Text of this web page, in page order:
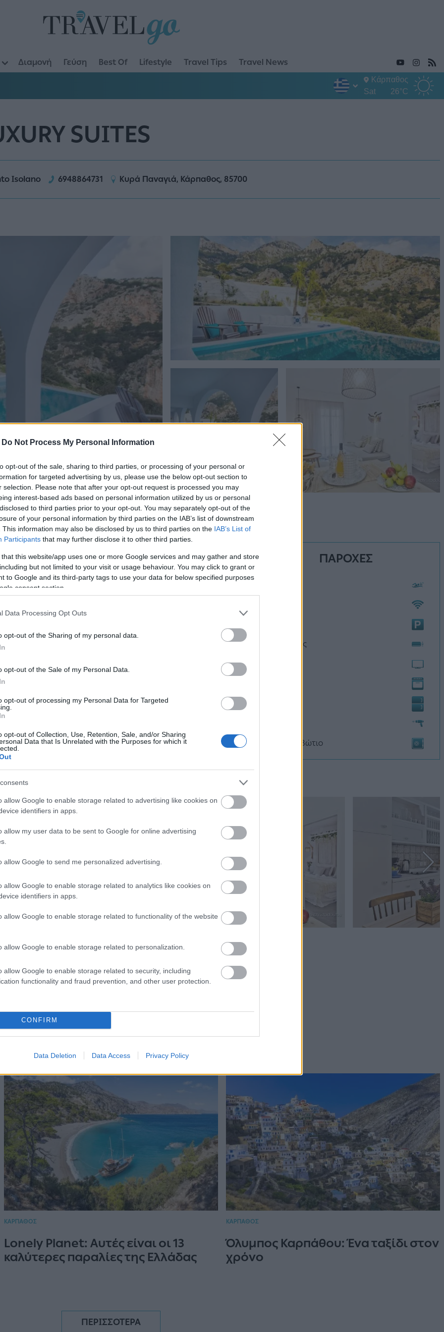
Do Not Process My Personal Information
opt-out of the sale, sharing to third parties, or processing of your personal or
for targeted advertising by us, please use the below opt-out section to
selection. Please note that after your opt-out request is processed you may
interest-based ads based on personal information utilized by us or personal
to third parties prior to your opt-out. You may separately opt-out of the
of your personal information by third parties on the IAB’s list of downstream
This information may also be disclosed by us to third parties on the IAB’s List of
Participants that may further disclose it to other third parties.
that this website/app uses one or more Google services and may gather and store
but not limited to your visit or usage behaviour. You may click to grant or
to Google and its third-party tags to use your data for below specified purposes
consent section.
Data Processing Opt Outs
opt-out of the Sharing of my personal data.
opt-out of the Sale of my Personal Data.
opt-out of processing my Personal Data for Targeted
opt-out of Collection, Use, Retention, Sale, and/or Sharing
Data that Is Unrelated with the Purposes for which it
allow Google to enable storage related to advertising like cookies on
identifiers in apps.
allow my user data to be sent to Google for online advertising
allow Google to send me personalized advertising.
allow Google to enable storage related to analytics like cookies on
identifiers in apps.
allow Google to enable storage related to functionality of the website
allow Google to enable storage related to personalization.
allow Google to enable storage related to security, including
functionality and fraud prevention, and other user protection.
CONFIRM
Data Deletion Data Access Privacy Policy
Διαμονή Γεύση Best Of Lifestyle Travel Tips Travel News
Κάρπαθος
Sat
26°C
SUITES
Isolano 6948864731 Κυρά Παναγιά, Κάρπαθος, 85700
το
θάλασσα στις διακοπές τους. Εδώ θα απολαύσετε
υπέροχη πανοραμική θέα στο Αιγαίο.
διακόσμηση και ιδιωτικές πισίνες
Όλα τα διαμερίσματα διαθέτουν
διαμονή.
βράδυ στη βεράντα σας, το πανέμορφο τοπίο που
θα σας χαλαρώσουν απόλυτα.
πόδια από την παραλία της Κυρά Παναγιάς. Επίσης,
δημοφιλέστερες και ωραιότερες παραλίες του
ΠΑΡΟΧΕΣ
Κλιματισμός
Χρηματοκιβώτιο
Έλεγχος Διαθεσιμότητας και Κράτηση
ΚΑΡΠΑΘΟΣ
Lonely Planet: Αυτές είναι οι 13
καλύτερες παραλίες της Ελλάδας
ΚΑΡΠΑΘΟΣ
Όλυμπος Καρπάθου: Ένα ταξίδι στον
χρόνο
ΠΕΡΙΣΣΟΤΕΡΑ